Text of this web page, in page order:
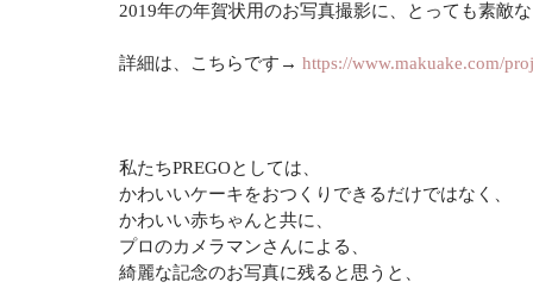
2019年の年賀状用のお写真撮影に、とっても素敵
詳細は、こちらです→ https://www.makuake.com/
私たちPREGOとしては、
かわいいケーキをおつくりできるだけではなく、
かわいい赤ちゃんと共に、
プロのカメラマンさんによる、
綺麗な記念のお写真に残ると思うと、